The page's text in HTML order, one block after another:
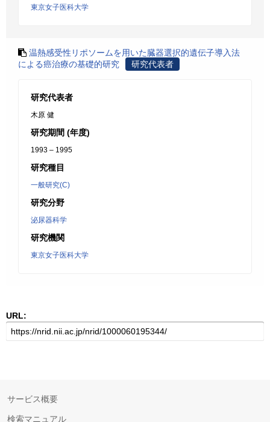
東京女子医科大学
温熱感受性リポソームを用いた臓器選択的遺伝子導入法
による癌治療の基礎的研究
研究代表者
研究代表者
木原 健
研究期間 (年度)
1993 – 1995
研究種目
一般研究(C)
研究分野
泌尿器科学
研究機関
東京女子医科大学
URL:
サービス概要
検索マニュアル